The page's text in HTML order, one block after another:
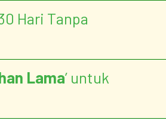
Hari Tanpa
Lama’ untuk